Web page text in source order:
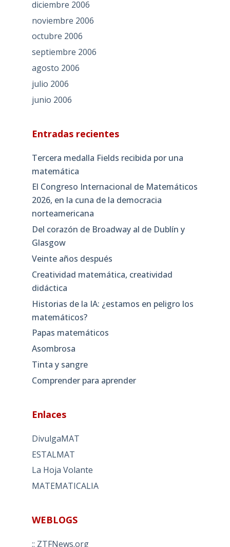
diciembre 2006
noviembre 2006
octubre 2006
septiembre 2006
agosto 2006
julio 2006
junio 2006
Entradas recientes
Tercera medalla Fields recibida por una
matemática
El Congreso Internacional de Matemáticos
2026, en la cuna de la democracia
norteamericana
Del corazón de Broadway al de Dublín y
Glasgow
Veinte años después
Creatividad matemática, creatividad
didáctica
Historias de la IA: ¿estamos en peligro los
matemáticos?
Papas matemáticos
Asombrosa
Tinta y sangre
Comprender para aprender
Enlaces
DivulgaMAT
ESTALMAT
La Hoja Volante
MATEMATICALIA
WEBLOGS
:: ZTFNews.org